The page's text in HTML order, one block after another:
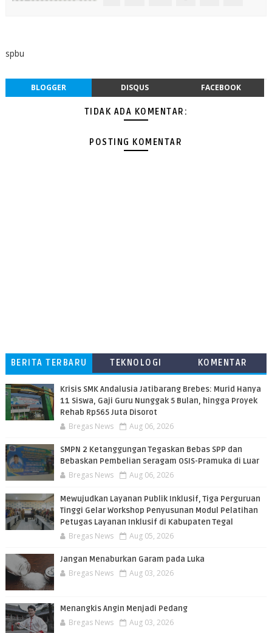
spbu
BLOGGER DISQUS FACEBOOK
TIDAK ADA KOMENTAR:
POSTING KOMENTAR
BERITA TERBARU TEKNOLOGI
KOMENTAR
Krisis SMK Andalusia Jatibarang Brebes: Murid Hanya
11 Siswa, Gaji Guru Nunggak 5 Bulan, hingga Proyek
Rehab Rp565 Juta Disorot
Bregas News Aug 06, 2026
SMPN 2 Ketanggungan Tegaskan Bebas SPP dan
Bebaskan Pembelian Seragam OSIS-Pramuka di Luar
Bregas News Aug 06, 2026
​Mewujudkan Layanan Publik Inklusif, Tiga Perguruan
Tinggi Gelar Workshop Penyusunan Modul Pelatihan
Petugas Layanan Inklusif di Kabupaten Tegal
Bregas News Aug 05, 2026
Jangan Menaburkan Garam pada Luka
Bregas News Aug 03, 2026
Menangkis Angin Menjadi Pedang
Bregas News Aug 03, 2026